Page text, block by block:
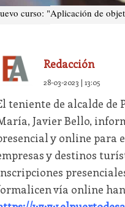
curso: "Aplicación de
Redacción
28-03-2023 | 13:05
teniente de alcalde de
Javier Bello,
y online para
y destinos
vía online